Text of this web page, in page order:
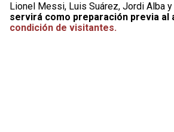
Lionel Messi, Luis Suárez, Jordi Alba
servirá como preparación previa al
condición de visitantes.